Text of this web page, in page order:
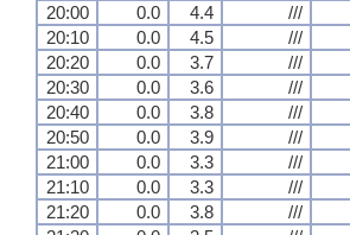
20:00
0.0 4.4 ///
20:10
0.0 4.5 ///
20:20
0.0 3.7 ///
20:30
0.0 3.6 ///
20:40
0.0 3.8 ///
20:50
0.0 3.9 ///
21:00
0.0 3.3 ///
21:10
0.0 3.3 ///
21:20
0.0 3.8 ///